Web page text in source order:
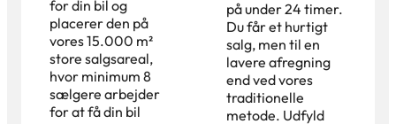
for din bil og
placerer den på
vores 15.000 m²
store salgsareal,
hvor minimum 8
sælgere arbejder
for at få din bil
på under 24 timer.
Du får et hurtigt
salg, men til en
lavere afregning
end ved vores
traditionelle
metode. Udfyld